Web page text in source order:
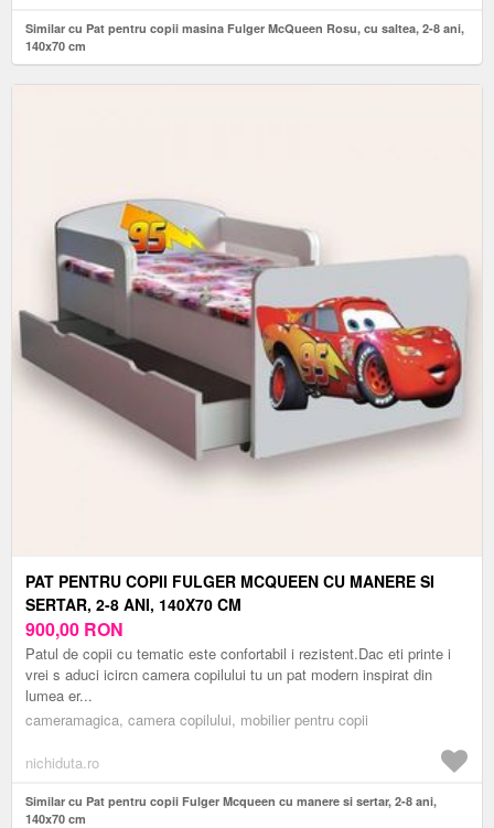
Similar cu Pat pentru copii masina Fulger McQueen Rosu, cu saltea, 2-8 ani,
140x70 cm
PAT PENTRU COPII FULGER MCQUEEN CU MANERE SI
SERTAR, 2-8 ANI, 140X70 CM
900,00 RON
Patul de copii cu tematic este confortabil i rezistent.Dac eti printe i
vrei s aduci icircn camera copilului tu un pat modern inspirat din
lumea er...
cameramagica, camera copilului, mobilier pentru copii
nichiduta.ro
Similar cu Pat pentru copii Fulger Mcqueen cu manere si sertar, 2-8 ani,
140x70 cm